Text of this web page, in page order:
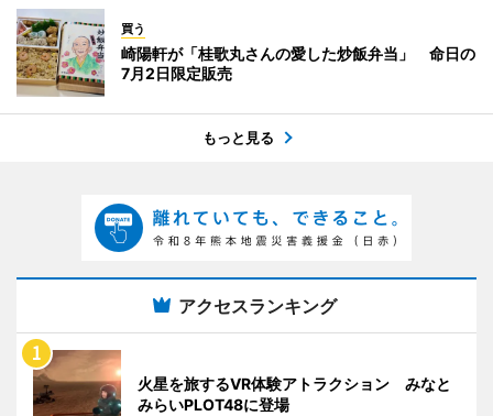
買う
崎陽軒が「桂歌丸さんの愛した炒飯弁当」 命日の
7月2日限定販売
もっと見る
アクセスランキング
火星を旅するVR体験アトラクション みなと
みらいPLOT48に登場